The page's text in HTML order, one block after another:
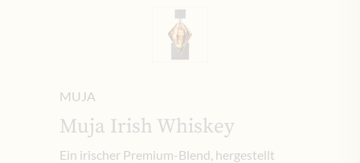
MUJA
Muja Irish Whiskey
Ein irischer Premium-Blend, hergestellt